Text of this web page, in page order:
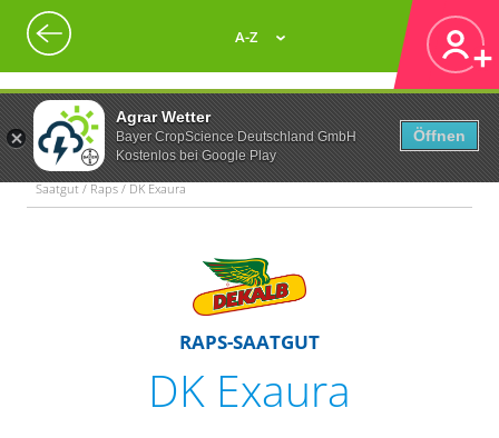
Agrar Wetter
Bayer CropScience Deutschland GmbH
Kostenlos bei Google Play
Öffnen
A-Z
Saatgut / Raps / DK Exaura
RAPS-SAATGUT
DK Exaura